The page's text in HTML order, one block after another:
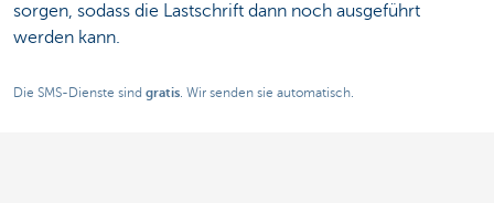
sorgen, sodass die Lastschrift dann noch ausgeführt
werden kann.
Die SMS-Dienste sind gratis . Wir senden sie automatisch.